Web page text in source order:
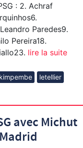
: 2. Achraf
Paredes9.
Pereira18.
lire la suite
kimpembe
letellier
avec Michut